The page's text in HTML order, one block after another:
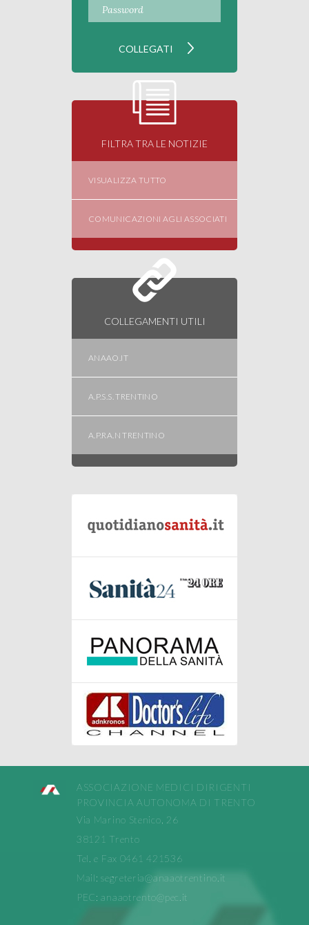
FILTRA TRA LE NOTIZIE
VISUALIZZA TUTTO
COMUNICAZIONI AGLI ASSOCIATI
COLLEGAMENTI UTILI
ANAAO.IT
A.P.S.S. TRENTINO
A.P.RA.N TRENTINO
ASSOCIAZIONE MEDICI DIRIGENTI
PROVINCIA AUTONOMA DI TRENTO
Via Marino Stenico, 26
38121 Trento
Tel. e Fax 0461 421536
Mail:segreteria@anaaotrentino.it
PEC:anaaotrento@pec.it